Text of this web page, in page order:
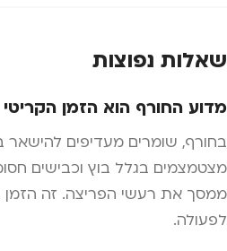
שאלות נפוצות
מדוע החורף הוא הזמן
בחורף, שומרים מעדיפים להישאר
מצטמצמים בגלל בוץ וכבישים
ממסך את רעשי הפריצה. זה הזמן
לפעולה.